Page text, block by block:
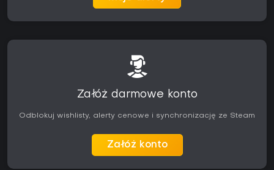
Załóż darmowe konto
Odblokuj wishlisty, alerty cenowe i synchronizację ze Steam
Załóż konto